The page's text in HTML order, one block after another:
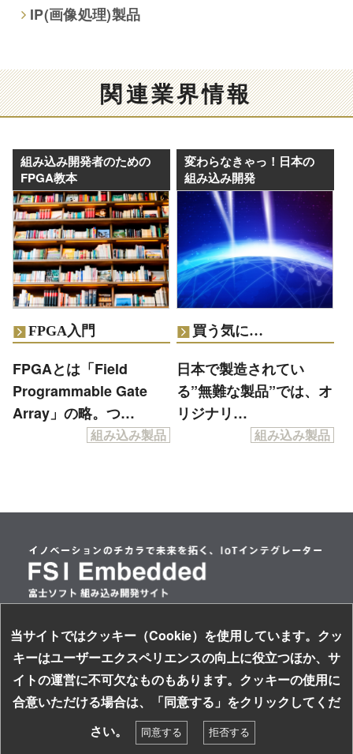
IP(画像処理)製品
関連業界情報
組み込み開発者のための
FPGA教本
FPGA入門
FPGAとは「Field
Programmable Gate
Array」の略。つ…
組み込み製品
変わらなきゃっ！日本の
組み込み開発
買う気に…
日本で製造されてい
る”無難な製品”では、オ
リジナリ…
組み込み製品
情報セキュリティ基本方針
個人情報保護方針
サイトのご利用について
ソーシャルメディアガイドライン
お探しの組み込み製品はキーワードで検索！
当サイトではクッキー（Cookie）を使用しています。クッ
キーはユーザーエクスペリエンスの向上に役立つほか、サ
イトの運営に不可欠なものもあります。クッキーの使用に
合意いただける場合は、「同意する」をクリックしてくだ
さい。
同意する 拒否する